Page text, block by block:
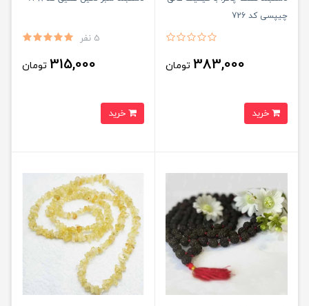
چیپسی کد 726
383,000 تومان
5 نفر
315,000 تومان